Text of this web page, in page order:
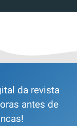
da revista
antes de